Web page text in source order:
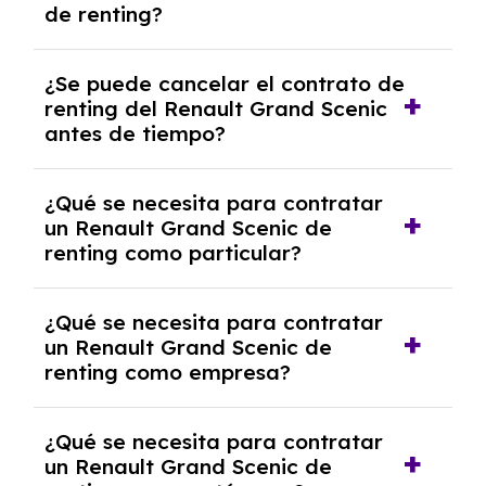
mensuales.
de renting?
tendrás que pagar ningún tipo de entrada
salvo en casos que lo exija el proveedor
debido al resultado del estudio de viabilidad
económica.
¿Se puede cancelar el contrato de
renting del Renault Grand Scenic
antes de tiempo?
pero puede haber penalizaciones por
cancelación anticipada. Es importante revisar
las condiciones del contrato y hablar con un
experto que te asesore.
¿Qué se necesita para contratar
un Renault Grand Scenic de
renting como particular?
y, en algunos casos, una consulta de solvencia
crediticia y un pago inicial.
¿Qué se necesita para contratar
un Renault Grand Scenic de
renting como empresa?
documentación financiera y, en algunos
casos, un informe de solvencia de la empresa
¿Qué se necesita para contratar
un Renault Grand Scenic de